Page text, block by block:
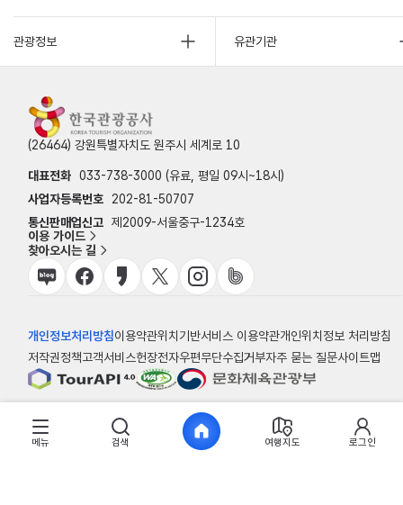
관광정보 유관기관
(26464) 강원특별자치도 원주시 세계로 10
대표전화 033-738-3000 (유료, 평일 09시~18시)
사업자등록번호
202-81-50707
통신판매업신고 제2009-서울중구-1234호
이용 가이드
찾아오시는 길
개인정보처리방침이용약관위치기반서비스 이용약관개인위치정보 처리방침
저작권정책고객서비스헌장전자우편무단수집거부자주 묻는 질문사이트맵
© 한국관광공사
메뉴 검색 여행지도 로그인